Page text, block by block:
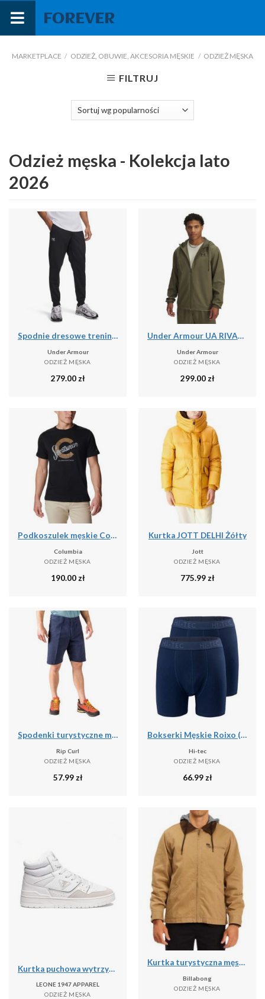
treści
MARKETPLACE / ODZIEŻ, OBUWIE, AKCESORIA MĘSKIE / ODZIEŻ MĘSKA
FILTRUJ
Odzież męska - Kolekcja lato
2026
Spodnie dresowe treningowe męskie Under Armour Tricot Jogger (1290261-001)
Under Armour
ODZIEŻ MĘSKA
279.00 zł
Under Armour UA RIVAL WVN WINDBREAKER Kurtka męska
Under Armour
ODZIEŻ MĘSKA
299.00 zł
Podkoszulek męskie Columbia Graphic Casual
Columbia
ODZIEŻ MĘSKA
190.00 zł
Kurtka JOTT DELHI Żółty
Jott
ODZIEŻ MĘSKA
775.99 zł
Spodenki turystyczne męskie Rip Curl Travellers Walkshort granatowe CWADD9 28
Rip Curl
ODZIEŻ MĘSKA
57.99 zł
Bokserki Męskie Roixo (zestaw 2 Sztuk)
Hi-tec
ODZIEŻ MĘSKA
66.99 zł
Kurtka puchowa wytrzymały na co dzień na siłownię
LEONE 1947 APPAREL
ODZIEŻ MĘSKA
Kurtka turystyczna męska Billabong Barlow przejściowa
Billabong
ODZIEŻ MĘSKA